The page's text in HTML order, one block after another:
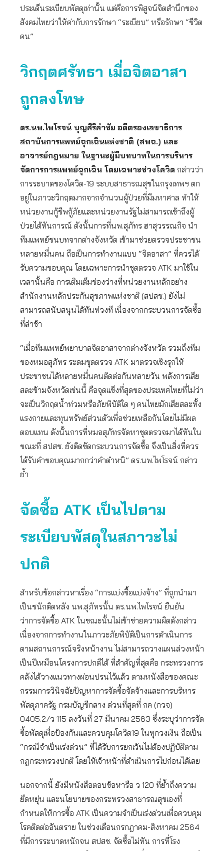
ประเด็นระเบียบพัสดุเท่านั้น แต่คือการพิสูจน์จิตสำนึกของ
สังคมไทยว่าให้ค่ากับการรักษา “ระเบียบ” หรือรักษา “ชีวิต
คน”
วิกฤตศรัทธา เมื่อจิตอาสา
ถูกลงโทษ
ดร.นพ.ไพโรจน์ บุญศิริคำชัย อดีตรองเลขาธิการ
สถาบันการแพทย์ฉุกเฉินแห่งชาติ (สพฉ.) และ
อาจารย์กฎหมาย ในฐานะผู้มีบทบาทในการบริหาร
จัดการการแพทย์ฉุกเฉิน โดยเฉพาะช่วงโควิด กล่าวว่า
การระบาดของโควิด-19 ระบบสาธารณสุขในกรุงเทพฯ ตก
อยู่ในภาวะวิกฤตมากจากจำนวนผู้ป่วยที่มีมหาศาล ทำให้
หน่วยงานกู้ชีพกู้ภัยและหน่วยงานรัฐไม่สามารถเข้าถึงผู้
ป่วยได้ทันการณ์ ดังนั้นการที่นพ.สุภัทร ฮาสุวรรณกิจ นำ
ทีมแพทย์ชนบทจากต่างจังหวัด เข้ามาช่วยตรวจประชาชน
หลายหมื่นคน ถือเป็นการทำงานแบบ “จิตอาสา” ที่ควรได้
รับความขอบคุณ โดยเฉพาะการนำชุดตรวจ ATK มาใช้ใน
เวลานั้นคือ การเติมเต็มช่องว่างที่หน่วยงานหลักอย่าง
สำนักงานหลักประกันสุขภาพแห่งชาติ (สปสช.) ยังไม่
สามารถสนับสนุนได้ทันท่วงที เนื่องจากกระบวนการจัดซื้อ
ที่ล่าช้า
“เมื่อทีมแพทย์พยาบาลจิตอาสาจากต่างจังหวัด รวมถึงทีม
ของหมอสุภัทร ระดมชุดตรวจ ATK มาตรวจเชิงรุกให้
ประชาชนได้หลายหมื่นคนติดต่อกันหลายวัน พลังการเสีย
สละข้ามจังหวัดเช่นนี้ คือจุดแข็งที่สุดของประเทศไทยที่ไม่ว่า
จะเป็นวิกฤตน้ำท่วมหรือภัยพิบัติใด ๆ คนไทยมักเสียสละทั้ง
แรงกายและทุนทรัพย์ส่วนตัวเพื่อช่วยเหลือกันโดยไม่มีผล
ตอบแทน ดังนั้นการที่หมอสุภัทรจัดหาชุดตรวจมาได้ทันใน
ขณะที่ สปสช. ยังติดขัดกระบวนการจัดซื้อ จึงเป็นสิ่งที่ควร
ได้รับคำขอบคุณมากกว่าคำตำหนิ” ดร.นพ.ไพโรจน์ กล่าว
ย้ำ
จัดซื้อ ATK เป็นไปตาม
ระเบียบพัสดุในสภาวะไม่
ปกติ
สำหรับข้อกล่าวหาเรื่อง “การแบ่งซื้อแบ่งจ้าง” ที่ถูกนำมา
เป็นชนักติดหลัง นพ.สุภัทรนั้น ดร.นพ.ไพโรจน์ ยืนยัน
ว่าการจัดซื้อ ATK ในขณะนั้นไม่เข้าข่ายความผิดดังกล่าว
เนื่องจากการทำงานในภาวะภัยพิบัติเป็นการดำเนินการ
ตามสถานการณ์จริงหน้างาน ไม่สามารถวางแผนล่วงหน้า
เป็นปีเหมือนโครงการปกติได้ ที่สำคัญที่สุดคือ กระทรวงการ
คลังได้วางแนวทางผ่อนปรนไว้แล้ว ตามหนังสือของคณะ
กรรมการวินิจฉัยปัญหาการจัดซื้อจัดจ้างและการบริหาร
พัสดุภาครัฐ กรมบัญชีกลาง ด่วนที่สุดที่ กค (กวจ)
0405.2/ว 115 ลงวันที่ 27 มีนาคม 2563 ซึ่งระบุว่าการจัด
ซื้อพัสดุเพื่อป้องกันและควบคุมโควิด19 ในทุกวงเงิน ถือเป็น
“กรณีจำเป็นเร่งด่วน” ที่ได้รับการยกเว้นไม่ต้องปฏิบัติตาม
กฎกระทรวงปกติ โดยให้เจ้าหน้าที่ดำเนินการไปก่อนได้เลย
นอกจากนี้ ยังมีหนังสือตอบข้อหารือ ว 120 ที่ย้ำถึงความ
ยืดหยุ่น และนโยบายของกระทรวงสาธารณสุขเองที่
กำหนดให้การซื้อ ATK เป็นความจำเป็นเร่งด่วนเพื่อควบคุม
โรคติดต่ออันตราย ในช่วงเดือนกรกฎาคม-สิงหาคม 2564
ที่มีการระบาดหนักจน สปสช. จัดซื้อไม่ทัน การที่โรง